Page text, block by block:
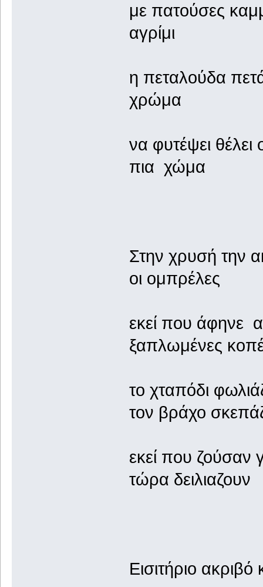
με πατούσες
αγρίμι
η πεταλούδα
χρώμα
να φυτέψει
πια χώμα
Στην χρυσή την
οι ομπρέλες
εκεί που άφηνε
ξαπλωμένες
το χταπόδι
τον βράχο
εκεί που ζούσαν
τώρα δειλιαζουν
Εισιτήριο